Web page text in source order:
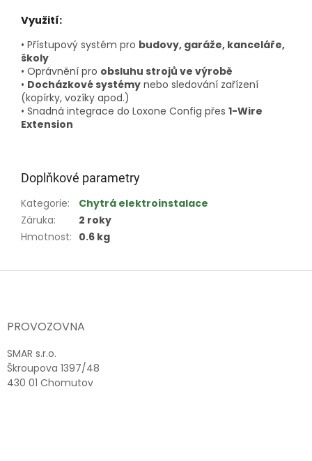
Využití:
• Přístupový systém pro budovy, garáže, kanceláře,
školy
• Oprávnění pro obsluhu strojů ve výrobě
• Docházkové systémy nebo sledování zařízení
(kopírky, vozíky apod.)
• Snadná integrace do Loxone Config přes 1-Wire
Extension
Doplňkové parametry
Kategorie:
Chytrá elektroinstalace
Záruka:
2 roky
Hmotnost: 0.6 kg
PROVOZOVNA
SMAR s.r.o.
Škroupova 1397/48
430 01 Chomutov